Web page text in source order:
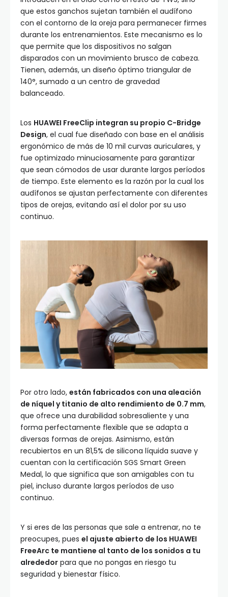
que estos ganchos sujetan también el audífono
con el contorno de la oreja para permanecer firmes
durante los entrenamientos. Este mecanismo es lo
que permite que los dispositivos no salgan
disparados con un movimiento brusco de cabeza.
Tienen, además, un diseño óptimo triangular de
140°, sumado a un centro de gravedad
balanceado.
Los HUAWEI FreeClip integran su propio C-Bridge
Design, el cual fue diseñado con base en el análisis
ergonómico de más de 10 mil curvas auriculares, y
fue optimizado minuciosamente para garantizar
que sean cómodos de usar durante largos períodos
de tiempo. Este elemento es la razón por la cual los
audífonos se ajustan perfectamente con diferentes
tipos de orejas, evitando así el dolor por su uso
continuo.
Por otro lado, están fabricados con una aleación
de níquel y titanio de alto rendimiento de 0.7 mm,
que ofrece una durabilidad sobresaliente y una
forma perfectamente flexible que se adapta a
diversas formas de orejas. Asimismo, están
recubiertos en un 81,5% de silicona líquida suave y
cuentan con la certificación SGS Smart Green
Medal, lo que significa que son amigables con tu
piel, incluso durante largos períodos de uso
continuo.
Y si eres de las personas que sale a entrenar, no te
preocupes, pues el ajuste abierto de los HUAWEI
FreeArc te mantiene al tanto de los sonidos a tu
alrededor para que no pongas en riesgo tu
seguridad y bienestar físico.